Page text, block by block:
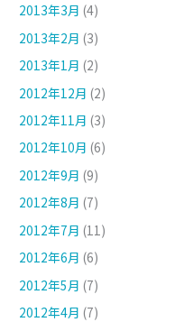
2013年3月 (4)
2013年2月 (3)
2013年1月 (2)
2012年12月 (2)
2012年11月 (3)
2012年10月 (6)
2012年9月 (9)
2012年8月 (7)
2012年7月 (11)
2012年6月 (6)
2012年5月 (7)
2012年4月 (7)